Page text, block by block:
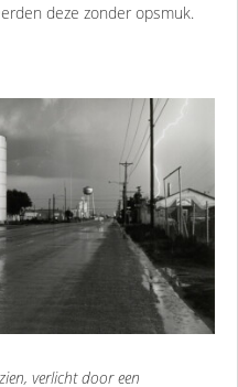
deze zonder opsmuk.
verlicht door een